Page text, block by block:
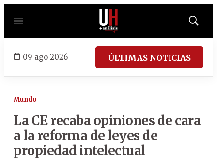
Menú
Mostrar
09 ago 2026 ÚLTIMAS NOTICIAS
Mundo
La CE recaba opiniones de cara
a la reforma de leyes de
propiedad intelectual